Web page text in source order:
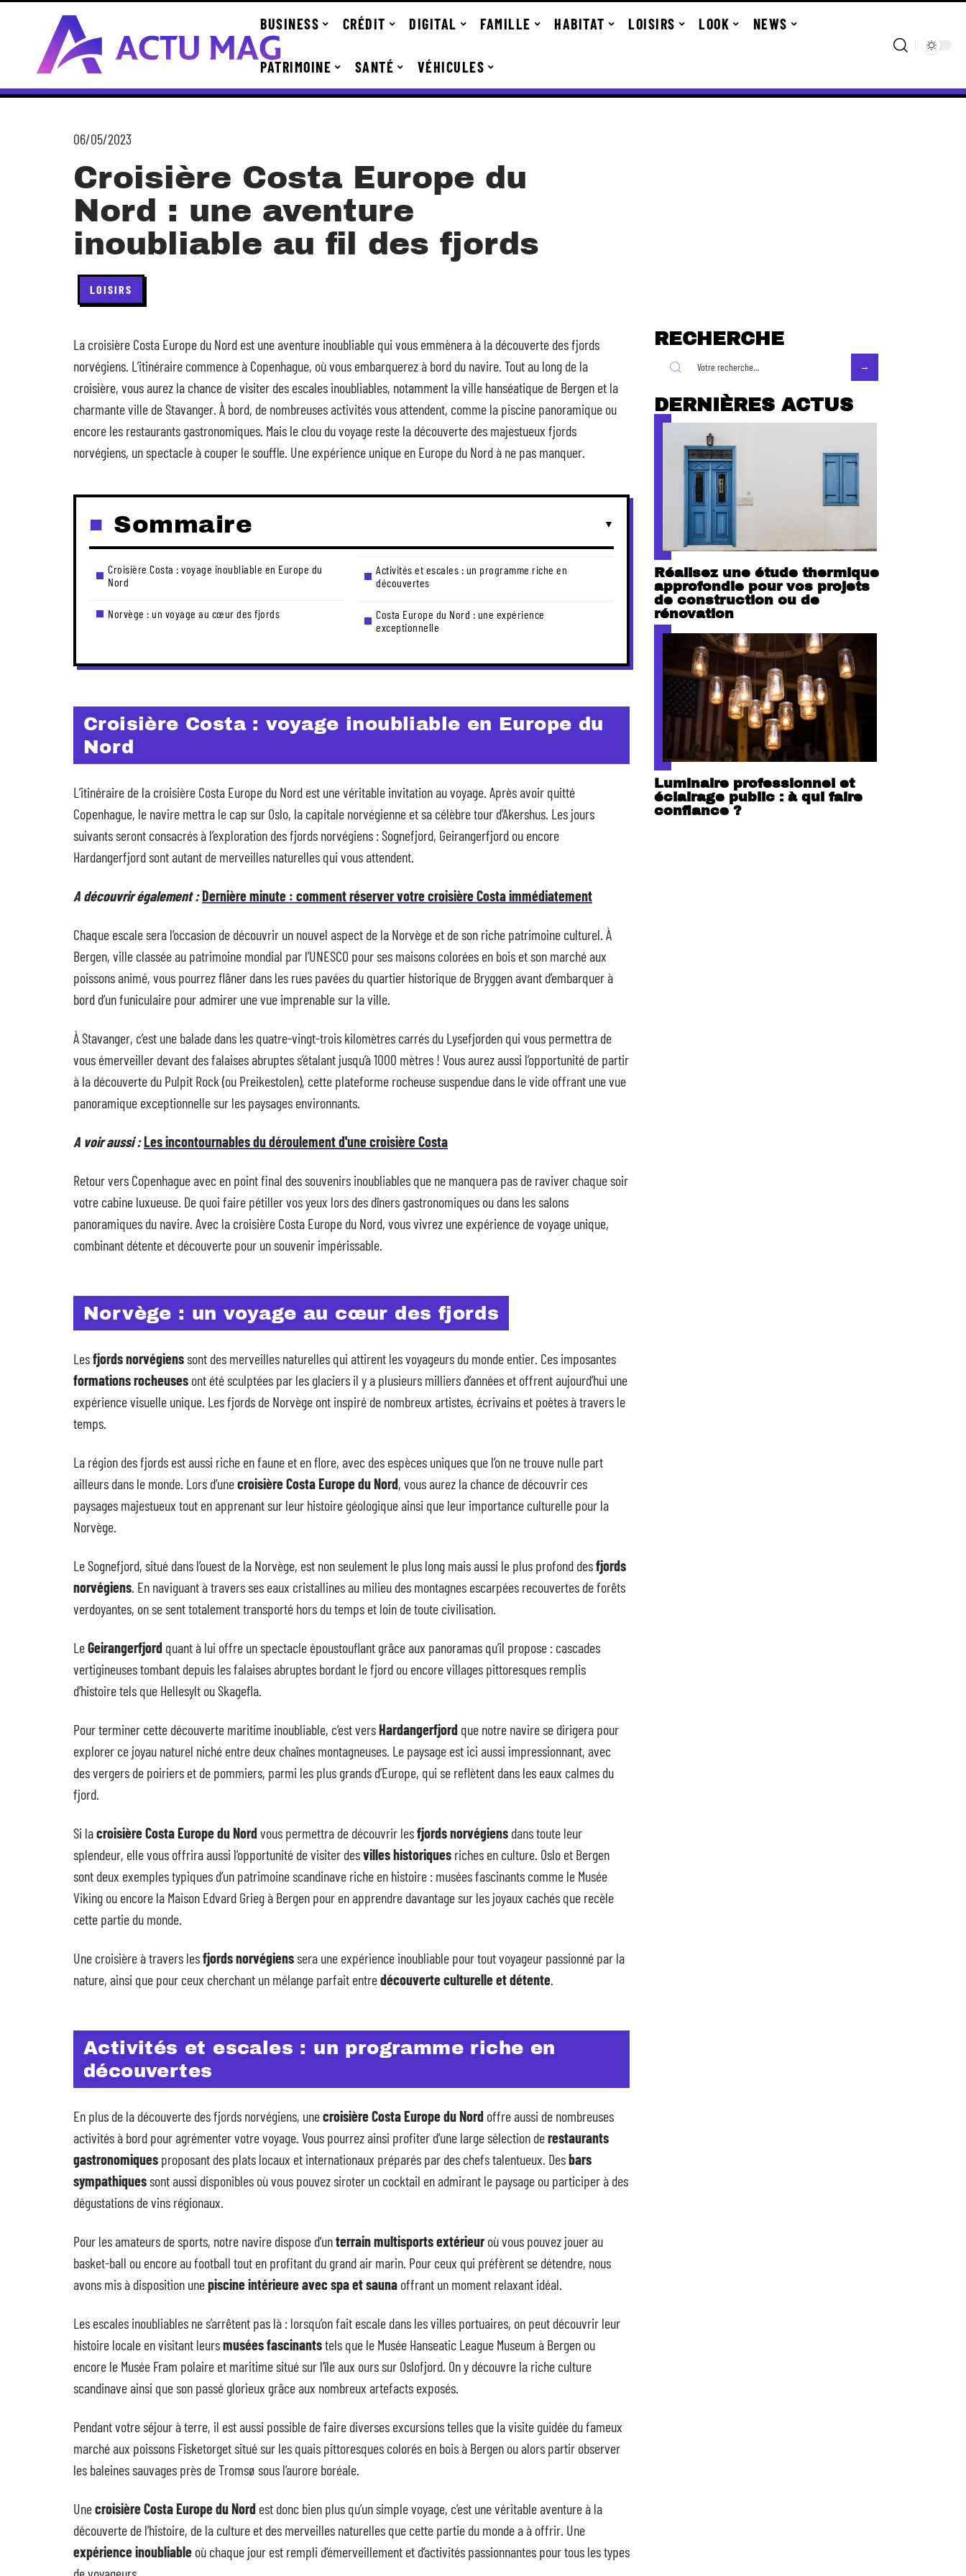
BUSINESS CRÉDIT DIGITAL FAMILLE HABITAT LOISIRS LOOK NEWS
PATRIMOINE SANTÉ VÉHICULES
06/05/2023
Croisière Costa Europe du
Nord : une aventure
inoubliable au fil des fjords
LOISIRS
La croisière Costa Europe du Nord est une aventure inoubliable qui vous emmènera à la découverte des fjords
norvégiens. L’itinéraire commence à Copenhague, où vous embarquerez à bord du navire. Tout au long de la
croisière, vous aurez la chance de visiter des escales inoubliables, notamment la ville hanséatique de Bergen et la
charmante ville de Stavanger. À bord, de nombreuses activités vous attendent, comme la piscine panoramique ou
encore les restaurants gastronomiques. Mais le clou du voyage reste la découverte des majestueux fjords
norvégiens, un spectacle à couper le souffle. Une expérience unique en Europe du Nord à ne pas manquer.
Sommaire
Croisière Costa : voyage inoubliable en Europe du
Nord
Norvège : un voyage au cœur des fjords
Activités et escales : un programme riche en
découvertes
Costa Europe du Nord : une expérience
exceptionnelle
Croisière Costa : voyage inoubliable en Europe du
Nord
L’itinéraire de la croisière Costa Europe du Nord est une véritable invitation au voyage. Après avoir quitté
Copenhague, le navire mettra le cap sur Oslo, la capitale norvégienne et sa célèbre tour d’Akershus. Les jours
suivants seront consacrés à l’exploration des fjords norvégiens : Sognefjord, Geirangerfjord ou encore
Hardangerfjord sont autant de merveilles naturelles qui vous attendent.
A découvrir également :Dernière minute : comment réserver votre croisière Costa immédiatement
Chaque escale sera l’occasion de découvrir un nouvel aspect de la Norvège et de son riche patrimoine culturel. À
Bergen, ville classée au patrimoine mondial par l’UNESCO pour ses maisons colorées en bois et son marché aux
poissons animé, vous pourrez flâner dans les rues pavées du quartier historique de Bryggen avant d’embarquer à
bord d’un funiculaire pour admirer une vue imprenable sur la ville.
À Stavanger, c’est une balade dans les quatre-vingt-trois kilomètres carrés du Lysefjorden qui vous permettra de
vous émerveiller devant des falaises abruptes s’étalant jusqu’à 1000 mètres ! Vous aurez aussi l’opportunité de partir
à la découverte du Pulpit Rock (ou Preikestolen), cette plateforme rocheuse suspendue dans le vide offrant une vue
panoramique exceptionnelle sur les paysages environnants.
A voir aussi :Les incontournables du déroulement d'une croisière Costa
Retour vers Copenhague avec en point final des souvenirs inoubliables que ne manquera pas de raviver chaque soir
votre cabine luxueuse. De quoi faire pétiller vos yeux lors des dîners gastronomiques ou dans les salons
panoramiques du navire. Avec la croisière Costa Europe du Nord, vous vivrez une expérience de voyage unique,
combinant détente et découverte pour un souvenir impérissable.
Norvège : un voyage au cœur des fjords
Lesfjords norvégienssont des merveilles naturelles qui attirent les voyageurs du monde entier. Ces imposantes
formations rocheuses ont été sculptées par les glaciers il y a plusieurs milliers d’années et offrent aujourd’hui une
expérience visuelle unique. Les fjords de Norvège ont inspiré de nombreux artistes, écrivains et poètes à travers le
temps.
La région des fjords est aussi riche en faune et en flore, avec des espèces uniques que l’on ne trouve nulle part
ailleurs dans le monde. Lors d’unecroisière Costa Europe du Nord, vous aurez la chance de découvrir ces
paysages majestueux tout en apprenant sur leur histoire géologique ainsi que leur importance culturelle pour la
Norvège.
Le Sognefjord, situé dans l’ouest de la Norvège, est non seulement le plus long mais aussi le plus profond desfjords
norvégiens. En naviguant à travers ses eaux cristallines au milieu des montagnes escarpées recouvertes de forêts
verdoyantes, on se sent totalement transporté hors du temps et loin de toute civilisation.
LeGeirangerfjord quant à lui offre un spectacle époustouflant grâce aux panoramas qu’il propose : cascades
vertigineuses tombant depuis les falaises abruptes bordant le fjord ou encore villages pittoresques remplis
d’histoire tels que Hellesylt ou Skagefla.
Pour terminer cette découverte maritime inoubliable, c’est versHardangerfjord que notre navire se dirigera pour
explorer ce joyau naturel niché entre deux chaînes montagneuses. Le paysage est ici aussi impressionnant, avec
des vergers de poiriers et de pommiers, parmi les plus grands d’Europe, qui se reflètent dans les eaux calmes du
fjord.
Si lacroisière Costa Europe du Nordvous permettra de découvrir lesfjords norvégiens dans toute leur
splendeur, elle vous offrira aussi l’opportunité de visiter desvilles historiques riches en culture. Oslo et Bergen
sont deux exemples typiques d’un patrimoine scandinave riche en histoire : musées fascinants comme le Musée
Viking ou encore la Maison Edvard Grieg à Bergen pour en apprendre davantage sur les joyaux cachés que recèle
cette partie du monde.
Une croisière à travers lesfjords norvégienssera une expérience inoubliable pour tout voyageur passionné par la
nature, ainsi que pour ceux cherchant un mélange parfait entredécouverte culturelle et détente.
Activités et escales : un programme riche en
découvertes
En plus de la découverte des fjords norvégiens, unecroisière Costa Europe du Nord offre aussi de nombreuses
activités à bord pour agrémenter votre voyage. Vous pourrez ainsi profiter d’une large sélection derestaurants
gastronomiques proposant des plats locaux et internationaux préparés par des chefs talentueux. Desbars
sympathiquessont aussi disponibles où vous pouvez siroter un cocktail en admirant le paysage ou participer à des
dégustations de vins régionaux.
Pour les amateurs de sports, notre navire dispose d’unterrain multisports extérieuroù vous pouvez jouer au
basket-ball ou encore au football tout en profitant du grand air marin. Pour ceux qui préfèrent se détendre, nous
avons mis à disposition unepiscine intérieure avec spa et sauna offrant un moment relaxant idéal.
Les escales inoubliables ne s’arrêtent pas là : lorsqu’on fait escale dans les villes portuaires, on peut découvrir leur
histoire locale en visitant leursmusées fascinantstels que le Musée Hanseatic League Museum à Bergen ou
encore le Musée Fram polaire et maritime situé sur l’île aux ours sur Oslofjord. On y découvre la riche culture
scandinave ainsi que son passé glorieux grâce aux nombreux artefacts exposés.
Pendant votre séjour à terre, il est aussi possible de faire diverses excursions telles que la visite guidée du fameux
marché aux poissons Fisketorget situé sur les quais pittoresques colorés en bois à Bergen ou alors partir observer
les baleines sauvages près de Tromsø sous l’aurore boréale.
Unecroisière Costa Europe du Nord est donc bien plus qu’un simple voyage, c’est une véritable aventure à la
découverte de l’histoire, de la culture et des merveilles naturelles que cette partie du monde a à offrir. Une
expérience inoubliable où chaque jour est rempli d’émerveillement et d’activités passionnantes pour tous les types
RECHERCHE
DERNIÈRES ACTUS
Réalisez une étude thermique
approfondie pour vos projets
de construction ou de
rénovation
Luminaire professionnel et
éclairage public : à qui faire
confiance ?